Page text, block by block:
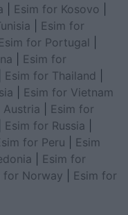
Esim for Kosovo
Esim for
Esim for Portugal
Esim for
Esim for Thailand
Esim for Vietnam
Austria
Esim for
Esim for Russia
for Peru
Esim
Esim for
for Norway
Esim for